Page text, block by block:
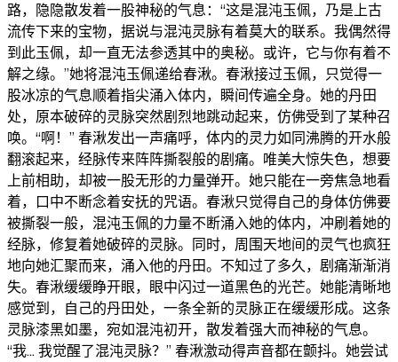
路，隐隐散发着一股神秘的气息：“这是混沌玉佩，乃是上古
流传下来的宝物，据说与混沌灵脉有着莫大的联系。我偶然得
到此玉佩，却一直无法参透其中的奥秘。或许，它与你有着不
解之缘。”​ 她将混沌玉佩递给春湫。春湫接过玉佩，只觉得一
股冰凉的气息顺着指尖涌入体内，瞬间传遍全身。她的丹田
处，原本破碎的灵脉突然剧烈地跳动起来，仿佛受到了某种召
唤。​ “啊！” 春湫发出一声痛呼，体内的灵力如同沸腾的开水般
翻滚起来，经脉传来阵阵撕裂般的剧痛。​ 唯美大惊失色，想要
上前相助，却被一股无形的力量弹开。她只能在一旁焦急地看
着，口中不断念着安抚的咒语。​ 春湫只觉得自己的身体仿佛要
被撕裂一般，混沌玉佩的力量不断涌入她的体内，冲刷着她的
经脉，修复着她破碎的灵脉。同时，周围天地间的灵气也疯狂
地向她汇聚而来，涌入他的丹田。​ 不知过了多久，剧痛渐渐消
失。春湫缓缓睁开眼，眼中闪过一道黑色的光芒。她能清晰地
感觉到，自己的丹田处，一条全新的灵脉正在缓缓形成。这条
灵脉漆黑如墨，宛如混沌初开，散发着强大而神秘的气息。​
“我... 我觉醒了混沌灵脉？” 春湫激动得声音都在颤抖。她尝试